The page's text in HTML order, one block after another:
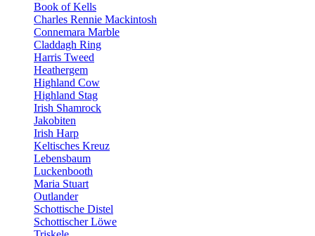
Book of Kells
Charles Rennie Mackintosh
Connemara Marble
Claddagh Ring
Harris Tweed
Heathergem
Highland Cow
Highland Stag
Irish Shamrock
Jakobiten
Irish Harp
Keltisches Kreuz
Lebensbaum
Luckenbooth
Maria Stuart
Outlander
Schottische Distel
Schottischer Löwe